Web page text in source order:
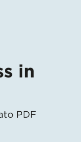
in
PDF